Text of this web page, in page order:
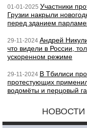
01-01-2025 Участники
Грузии накрыли
перед зданием
29-11-2024 Андрей
что видели в России,
ускоренном режиме
29-11-2024 В Тбилиси
протестующих
водомёты и перцовый
НОВОСТИ